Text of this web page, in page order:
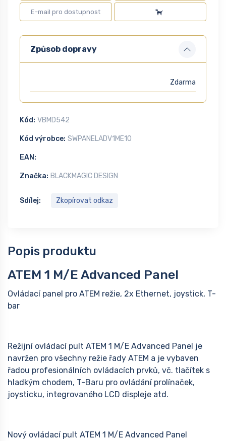
Způsob dopravy
Zdarma
Kód: VBMD542
Kód výrobce: SWPANELADV1ME10
EAN:
Značka: BLACKMAGIC DESIGN
Sdílej: Zkopírovat odkaz
Popis produktu
ATEM 1 M/E Advanced Panel
Ovládací panel pro ATEM režie, 2x Ethernet, joystick, T-
bar
Režijní ovládací pult ATEM 1 M/E Advanced Panel je
navržen pro všechny režie řady ATEM a je vybaven
řadou profesionálních ovládacích prvků, vč. tlačítek s
hladkým chodem, T-Baru pro ovládání prolínaček,
joysticku, integrovaného LCD displeje atd.
Nový ovládací pult ATEM 1 M/E Advanced Panel